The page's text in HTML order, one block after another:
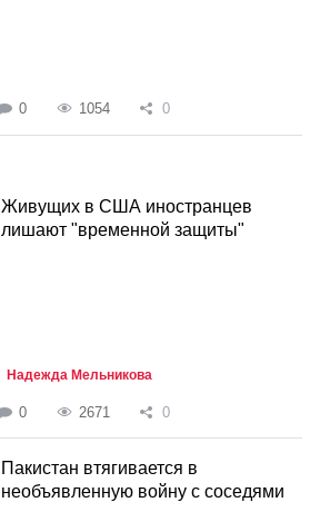
0 1054 0
Живущих в США иностранцев
лишают "временной защиты"
Надежда Мельникова
0 2671 0
Пакистан втягивается в
необъявленную войну с соседями